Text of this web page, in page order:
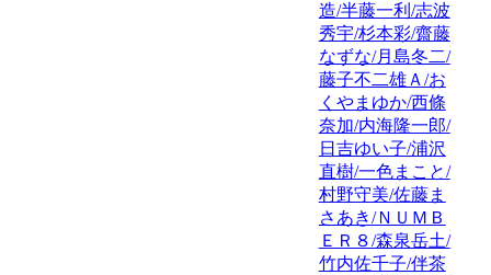
造/半藤一利/志波
秀宇/杉本彩/齋藤
なずな/月島冬二/
藤子不二雄Ａ/お
くやまゆか/西條
奈加/内海隆一郎/
日吉ゆい子/浦沢
直樹/一色まこと/
村野守美/佐藤ま
さあき/ＮＵＭＢ
ＥＲ８/森泉岳土/
竹内佐千子/伴茶